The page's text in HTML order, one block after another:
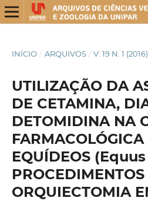
INÍCIO / ARQUIVOS / V. 19 N. 1 (2016)
UTILIZAÇÃO DA
DE CETAMINA,
DETOMIDINA NA
FARMACOLÓGICA
EQUÍDEOS
PROCEDIMENTOS
ORQUIECTOMIA